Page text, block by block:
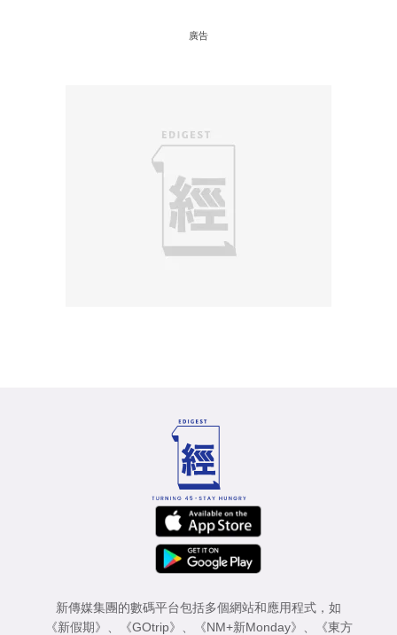
廣告
新傳媒集團的數碼平台包括多個網站和應用程式，如
《新假期》
《GOtrip》 《NM+新Monday》
《東方